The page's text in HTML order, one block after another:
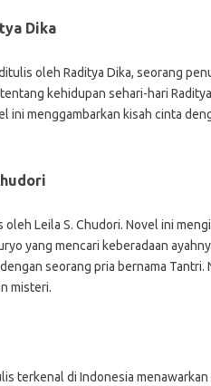
Dika
oleh Raditya Dika, seorang
kehidupan sehari-hari
ini menggambarkan kisah cinta
oleh Leila S. Chudori. Novel ini
yang mencari keberadaan
seorang pria bernama Tantri.
misteri.
terkenal di Indonesia menawarkan